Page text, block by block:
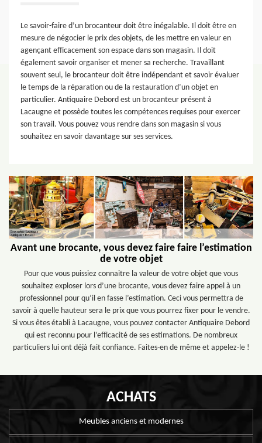
Le savoir-faire d’un brocanteur doit être inégalable. Il doit être en
mesure de négocier le prix des objets, de les mettre en valeur en
agençant efficacement son espace dans son magasin. Il doit
également savoir organiser et mener sa recherche. Travaillant
souvent seul, le brocanteur doit être indépendant et savoir évaluer
le temps de la réparation ou de la restauration d’un objet en
particulier. Antiquaire Debord est un brocanteur présent à
Lacaugne et possède toutes les compétences requises pour exercer
son travail. Vous pouvez vous rendre dans son magasin si vous
souhaitez en savoir davantage sur ses services.
Avant une brocante, vous devez faire faire l’estimation
de votre objet
Pour que vous puissiez connaitre la valeur de votre objet que vous
souhaitez exploser lors d’une brocante, vous devez faire appel à un
professionnel pour qu’il en fasse l’estimation. Ceci vous permettra de
savoir à quelle hauteur sera le prix que vous pourrez fixer pour le vendre.
Si vous êtes établi à Lacaugne, vous pouvez contacter Antiquaire Debord
qui est reconnu pour l’efficacité de ses estimations. De nombreux
particuliers lui ont déjà fait confiance. Faites-en de même et appelez-le !
ACHATS
Meubles anciens et modernes